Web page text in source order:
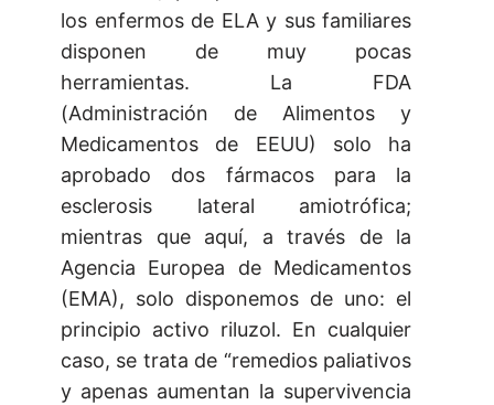
los enfermos de ELA y sus familiares
disponen de muy pocas
herramientas. La FDA
(Administración de Alimentos y
Medicamentos de EEUU) solo ha
aprobado dos fármacos para la
esclerosis lateral amiotrófica;
mientras que aquí, a través de la
Agencia Europea de Medicamentos
(EMA), solo disponemos de uno: el
principio activo riluzol. En cualquier
caso, se trata de “remedios paliativos
y apenas aumentan la supervivencia